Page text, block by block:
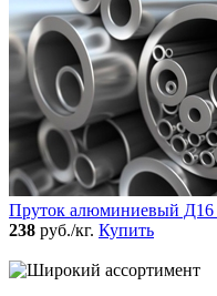
Пруток алюминиевый Д16
238 руб./кг. Купить